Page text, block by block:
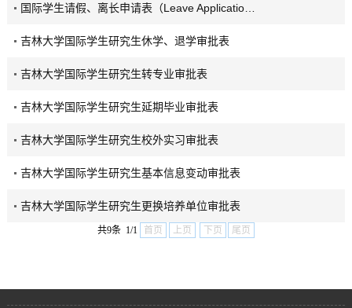
国际学生请假、离长申请表（Leave Application Form for International Students）
吉林大学国际学生研究生休学、退学审批表
吉林大学国际学生研究生转专业审批表
吉林大学国际学生研究生延期毕业审批表
吉林大学国际学生研究生校外实习审批表
吉林大学国际学生研究生基本信息变动审批表
吉林大学国际学生研究生更换培养单位审批表
共9条 1/1 首页 上页 下页 尾页